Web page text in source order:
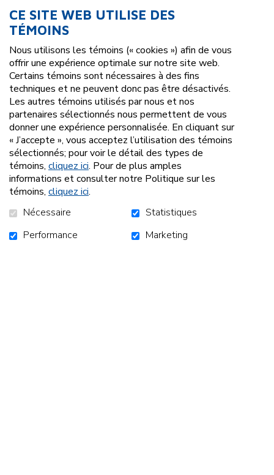
Les 25 entrepreneurs se sont investis sans relâche dans
les derniers mois afin de récolter le plus gros montant
possible pour offrir aux familles de COMSEP un endroit de
rêve qui leur permettra d'évoluer dans le meilleur
environnement.
Et bien ce fut mission accomplie car à la fin de la soirée qui
se tenait au Complexe Laviolette, où les 200 personnes
présentes étaient sollicitées de diverses facons telles
encans et commandites, un montant de 280 000 $ a été
remis à COMSEP!
Les travaux devraient débuter au début du mois de
septembre. Tant l'équipe que les participants et
participantes de COMSEP ont hâte au dévoilement du
résultat!
CE SITE WEB UTILISE DES
TÉMOINS
Nous utilisons les témoins (« cookies ») afin de vous
offrir une expérience optimale sur notre site web.
Certains témoins sont nécessaires à des fins
techniques et ne peuvent donc pas être désactivés.
Les autres témoins utilisés par nous et nos
partenaires sélectionnés nous permettent de vous
donner une expérience personnalisée. En cliquant sur
« J’accepte », vous acceptez l’utilisation des témoins
sélectionnés; pour voir le détail des types de
témoins, cliquez ici. Pour de plus amples
informations et consulter notre Politique sur les
témoins, cliquez ici.
Nécessaire
Statistiques
Performance
Marketing